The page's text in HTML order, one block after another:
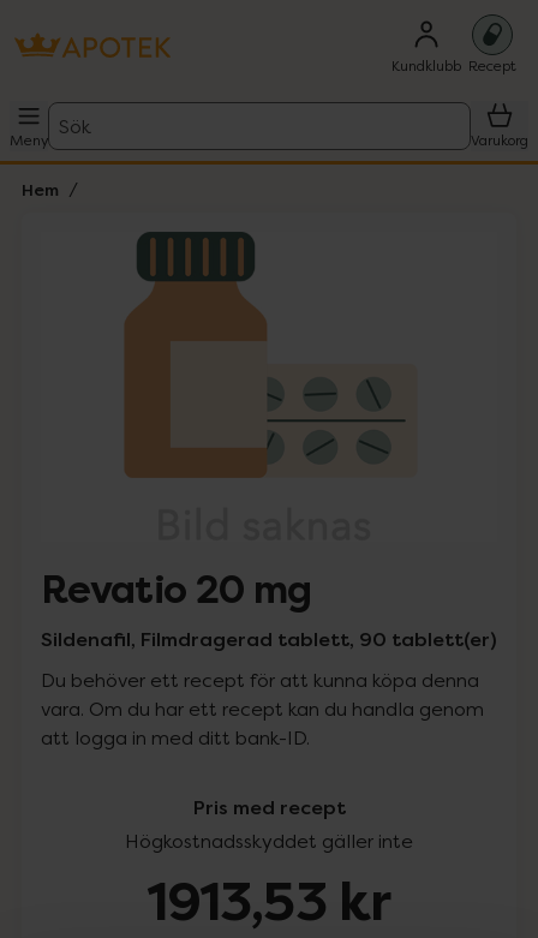
Kundklubb Recept
Meny
Sök
Varukorg
Hem
Lista: . Innehåller 1 objekt.
Revatio 20 mg
Sildenafil, Filmdragerad tablett, 90 tablett(er)
Du behöver ett recept för att kunna köpa denna
vara. Om du har ett recept kan du handla genom
att logga in med ditt bank-ID.
Pris med recept
Högkostnadsskyddet gäller inte
1913,53 kr